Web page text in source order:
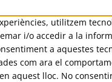
utilitzem
i/o accedir a la
a aquestes
com ara el
aquest lloc. No